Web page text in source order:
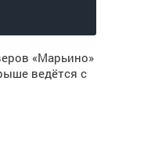
«Марьино»
ведётся с